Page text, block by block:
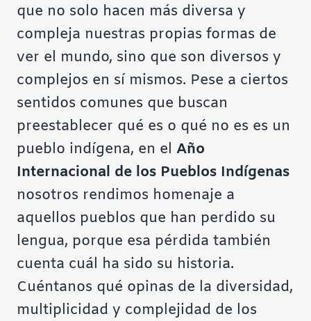
que no solo hacen más diversa y
compleja nuestras propias formas de
ver el mundo, sino que son diversos y
complejos en sí mismos. Pese a ciertos
sentidos comunes que buscan
preestablecer qué es o qué no es es un
pueblo indígena, en el Año
Internacional de los Pueblos Indígenas
nosotros rendimos homenaje a
aquellos pueblos que han perdido su
lengua, porque esa pérdida también
cuenta cuál ha sido su historia.
Cuéntanos qué opinas de la diversidad,
multiplicidad y complejidad de los